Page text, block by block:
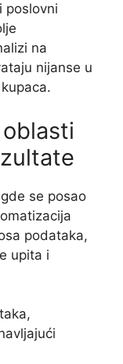
poslovni
na
nijanse u
se posao
podataka,
upita i